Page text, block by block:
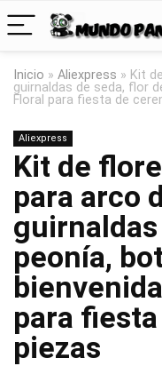
Inicio » Aliexpress » Kit
guirnaldas de seda, flor
Floral para fiesta de
Aliexpress
Kit de
para arco
peonía,
para
piezas